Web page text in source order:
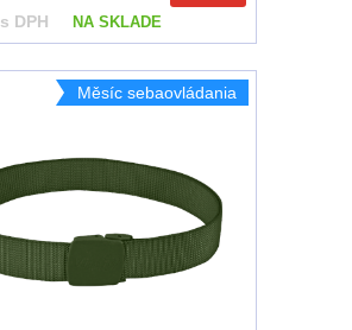
s DPH NA SKLADE
Měsíc sebaovládania